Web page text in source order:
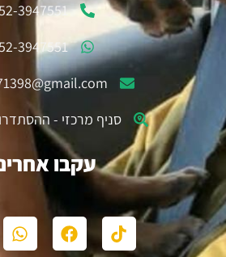
3947551
3947551
סניף מרכזי - ההסתדרות 145
עקבו